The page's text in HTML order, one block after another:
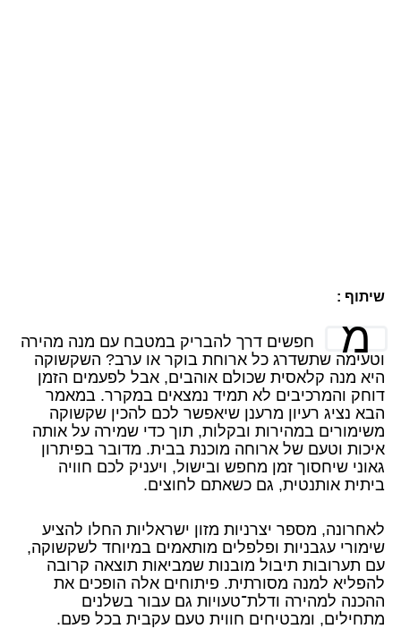
שיתוף :
מ
חפשים דרך להבריק במטבח עם מנה מהירה
וטעימה שתשדרג כל ארוחת בוקר או ערב? השקשוקה
היא מנה קלאסית שכולם אוהבים, אבל לפעמים הזמן
דוחק והמרכיבים לא תמיד נמצאים במקרר. במאמר
הבא נציג רעיון מרענן שיאפשר לכם להכין שקשוקה
משימורים במהירות ובקלות, תוך כדי שמירה על אותה
איכות וטעם של ארוחה מוכנת בבית. מדובר בפיתרון
גאוני שיחסוך זמן מחפש ובישול, ויעניק לכם חוויה
ביתית אותנטית, גם כשאתם לחוצים.
לאחרונה, מספר יצרניות מזון ישראליות החלו להציע
שימורי עגבניות ופלפלים מותאמים במיוחד לשקשוקה,
עם תערובות תיבול מובנות שמביאות תוצאה קרובה
להפליא למנה מסורתית. פיתוחים אלה הופכים את
ההכנה למהירה ודלת־טעויות גם עבור בשלנים
מתחילים, ומבטיחים חווית טעם עקבית בכל פעם.